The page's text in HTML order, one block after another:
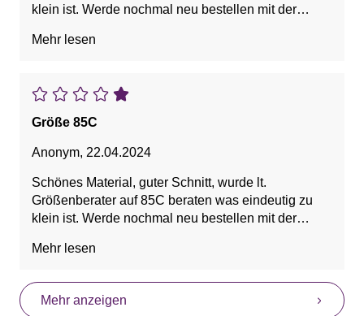
klein ist. Werde nochmal neu bestellen mit der
Mehr lesen
Größe 85C
Anonym, 22.04.2024
Schönes Material, guter Schnitt, wurde lt.
Größenberater auf 85C beraten was eindeutig zu
klein ist. Werde nochmal neu bestellen mit der
Mehr lesen
Mehr anzeigen